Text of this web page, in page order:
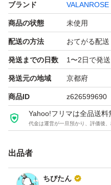
ナノ分子染料を配合してい
ず優しく染めます
料フリー
エレガントローズの香り
白髪を染めたい
そんな方にオススメのクリ
ブランド VALANROSE
商品の状態 未使用
配送の方法 おてがる配送
発送までの日数 1〜2日で発送
発送元の地域 京都府
商品ID z626599690
Yahoo!フリマは全品送料
代金は運営が一旦預かり、評価後
出品者
ちびたん